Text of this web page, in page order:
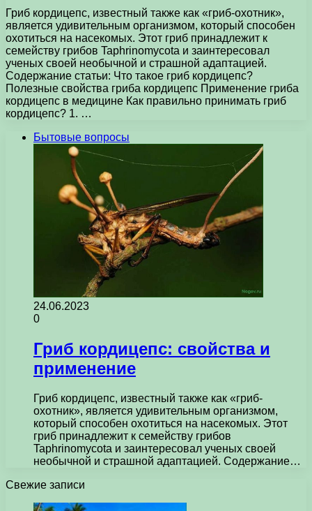
Гриб кордицепс, известный также как «гриб-охотник»,
является удивительным организмом, который способен
охотиться на насекомых. Этот гриб принадлежит к
семейству грибов Taphrinomycota и заинтересовал
ученых своей необычной и страшной адаптацией.
Содержание статьи: Что такое гриб кордицепс?
Полезные свойства гриба кордицепс Применение гриба
кордицепс в медицине Как правильно принимать гриб
кордицепс? 1. …
Бытовые вопросы
24.06.2023
0
Гриб кордицепс: свойства и
применение
Гриб кордицепс, известный также как «гриб-
охотник», является удивительным организмом,
который способен охотиться на насекомых. Этот
гриб принадлежит к семейству грибов
Taphrinomycota и заинтересовал ученых своей
необычной и страшной адаптацией. Содержание…
Свежие записи